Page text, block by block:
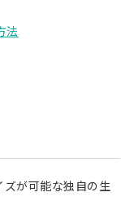
法
ズが可能な独自の生